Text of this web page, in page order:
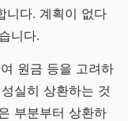
니다. 계획이 없다
니다.
원금 등을 고려하
실히 상환하는 것
부분부터 상환하